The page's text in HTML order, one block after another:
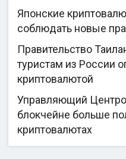
Японские
соблюдать новые
Правительство
туристам из России
криптовалютой
Управляющий
блокчейне больше
криптовалютах